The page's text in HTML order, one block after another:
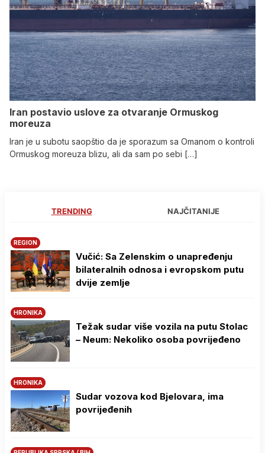
Iran postavio uslove za otvaranje Ormuskog
moreuza
Iran je u subotu saopštio da je sporazum sa Omanom o kontroli
Ormuskog moreuza blizu, ali da sam po sebi […]
TRENDING NAJČITANIJE
REGION
Vučić: Sa Zelenskim o unapređenju
bilateralnih odnosa i evropskom putu
dvije zemlje
HRONIKA
Težak sudar više vozila na putu Stolac
– Neum: Nekoliko osoba povrijeđeno
HRONIKA
Sudar vozova kod Bjelovara, ima
povrijeđenih